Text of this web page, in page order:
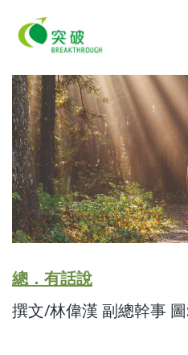
總．有話說
撰文/林偉漢 副總幹事